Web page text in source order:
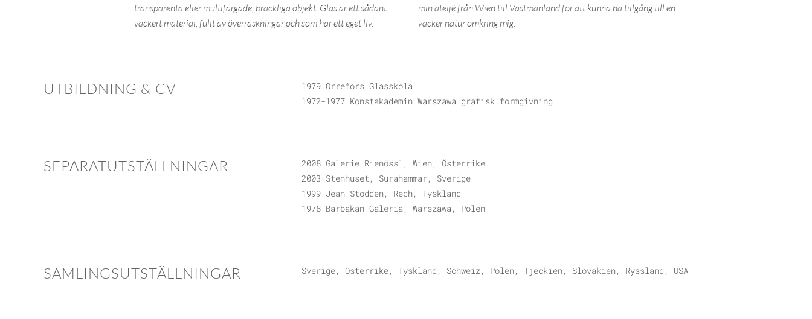
transparenta eller multifärgade, bräckliga objekt. Glas är ett sådant
vackert material, fullt av överraskningar och som har ett eget liv.
min ateljé från Wien till Västmanland för att kunna ha tillgång till en
vacker natur omkring mig.
UTBILDNING & CV
1979 Orrefors Glasskola
1972-1977 Konstakademin Warszawa grafisk formgivning
SEPARATUTSTÄLLNINGAR
2008 Galerie Rienössl, Wien, Österrike
2003 Stenhuset, Surahammar, Sverige
1999 Jean Stodden, Rech, Tyskland
1978 Barbakan Galeria, Warszawa, Polen
SAMLINGSUTSTÄLLNINGAR Sverige, Österrike, Tyskland, Schweiz, Polen, Tjeckien, Slovakien, Ryssland, USA